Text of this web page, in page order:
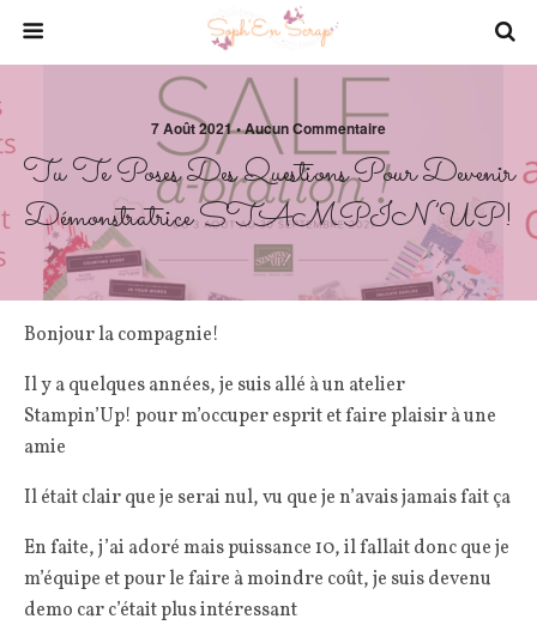
7 Août 2021 • Aucun Commentaire
Tu Te Poses Des Questions Pour Devenir
Démonstratrice STAMPIN’UP!
Bonjour la compagnie!
Il y a quelques années, je suis allé à un atelier
Stampin’Up! pour m’occuper esprit et faire plaisir à une
amie
Il était clair que je serai nul, vu que je n’avais jamais fait ça
En faite, j’ai adoré mais puissance 10, il fallait donc que je
m’équipe et pour le faire à moindre coût, je suis devenu
demo car c’était plus intéressant